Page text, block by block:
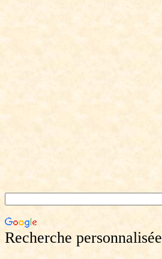
Recherche personnalisée